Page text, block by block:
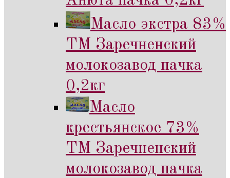
Масло экстра 83%
ТМ Заречненский
молокозавод пачка
0,2кг
Масло
крестьянское 73%
ТМ Заречненский
молокозавод пачка